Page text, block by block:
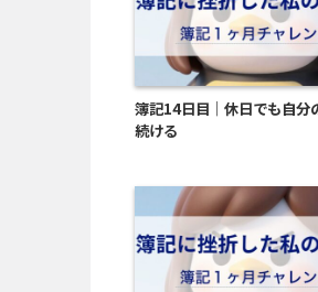
簿記14日目｜休日でも自分
続ける